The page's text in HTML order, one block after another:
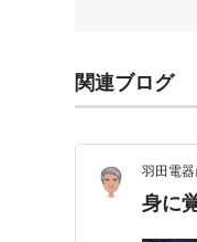
関連ブログ
羽田電
身に